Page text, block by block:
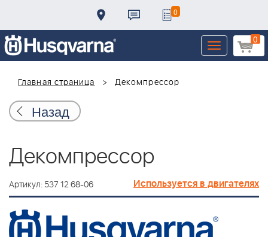
0
0
Toggle
navigation
Главная страница
Декомпрессор
Назад
Декомпрессор
Артикул: 537 12 68-06 Используется в двигателях